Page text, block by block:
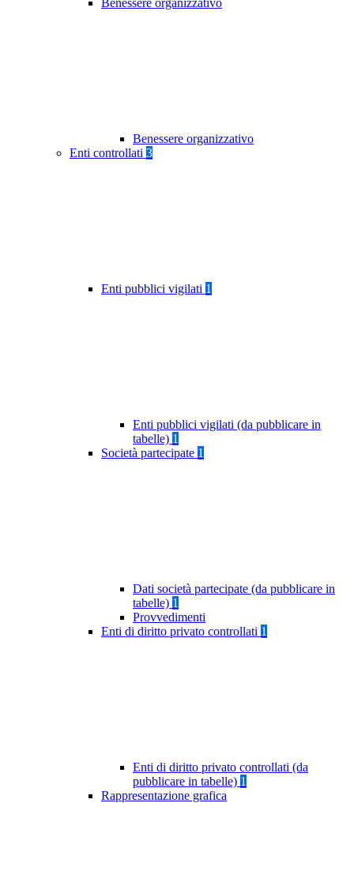
Benessere organizzativo
Benessere organizzativo
Enti controllati 3
Enti pubblici vigilati 1
Enti pubblici vigilati (da pubblicare in
tabelle) 1
Società partecipate 1
Dati società partecipate (da pubblicare in
tabelle) 1
Provvedimenti
Enti di diritto privato controllati 1
Enti di diritto privato controllati (da
pubblicare in tabelle) 1
Rappresentazione grafica